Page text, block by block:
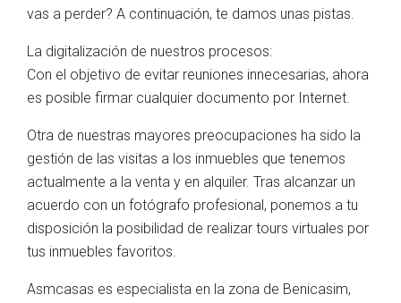
vas a perder? A continuación, te damos unas pistas.
La digitalización de nuestros procesos:
Con el objetivo de evitar reuniones innecesarias, ahora
es posible firmar cualquier documento por Internet.
Otra de nuestras mayores preocupaciones ha sido la
gestión de las visitas a los inmuebles que tenemos
actualmente a la venta y en alquiler. Tras alcanzar un
acuerdo con un fotógrafo profesional, ponemos a tu
disposición la posibilidad de realizar tours virtuales por
tus inmuebles favoritos.
Asmcasas es especialista en la zona de Benicasim,